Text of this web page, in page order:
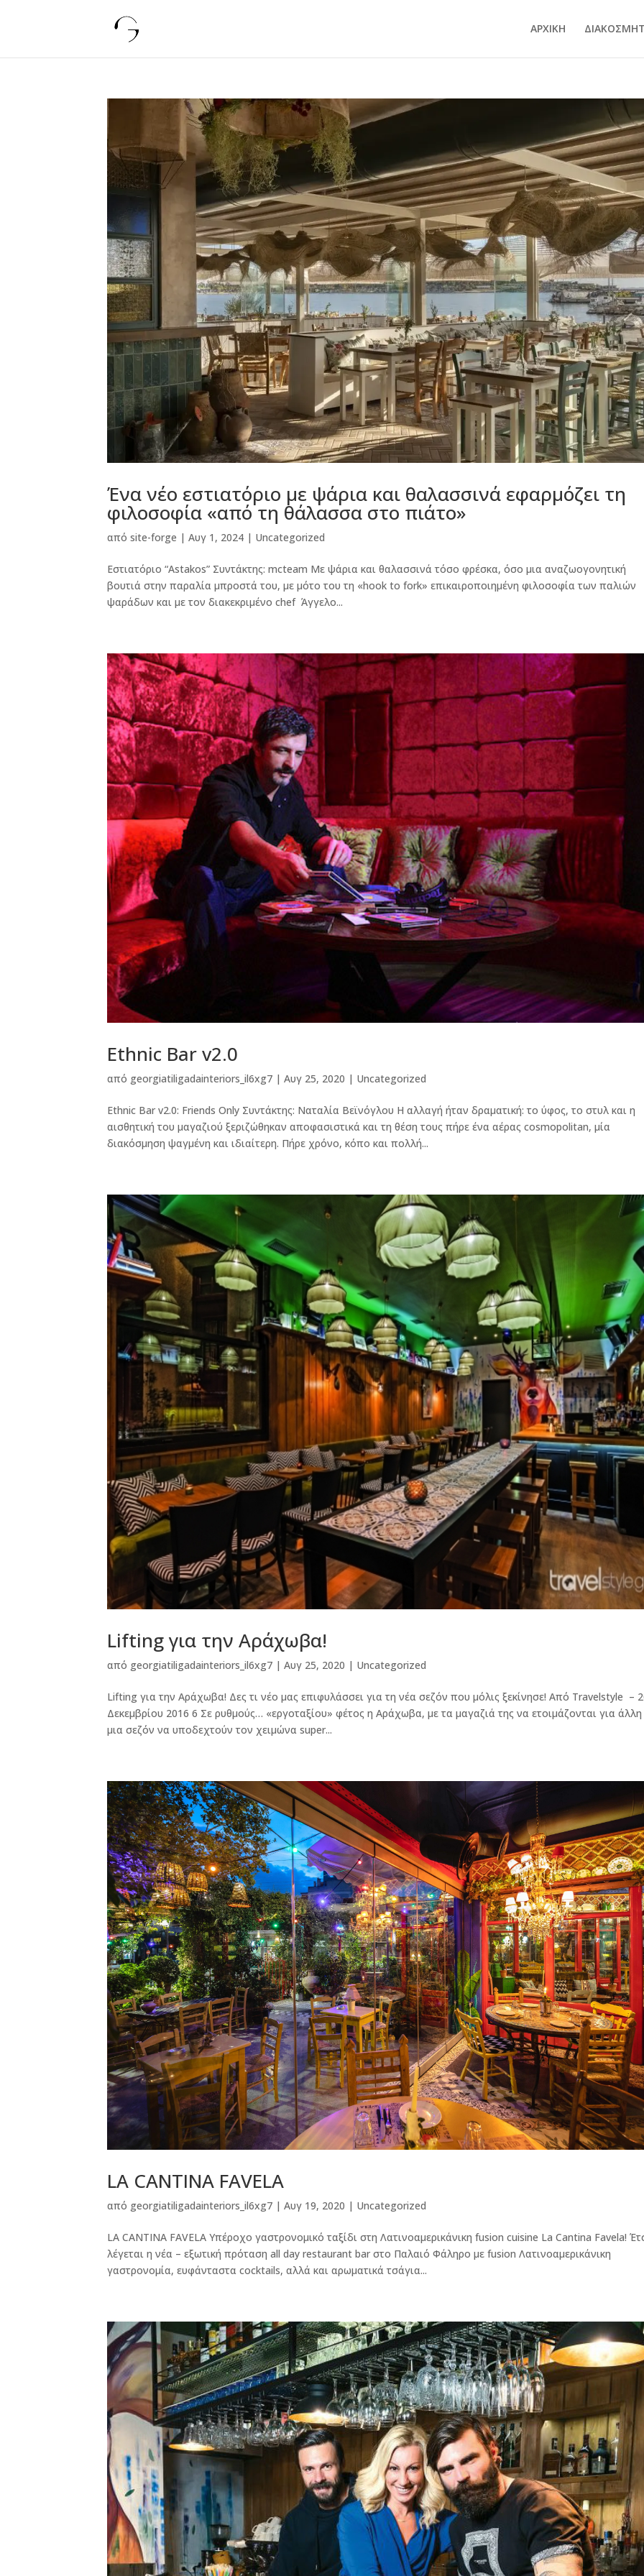
ΑΡΧΙΚΗ
Ένα νέο εστιατόριο με ψάρια και θαλασσινά εφαρμόζει τη
φιλοσοφία «από τη θάλασσα στο πιάτο»
απόsite-forge |Αυγ 1, 2024 | Uncategorized
Εστιατόριο “Astakos” Συντάκτης: mcteam Με ψάρια και θαλασσινά τόσο φρέσκα, όσο μια αναζωογονητική
βουτιά στην παραλία μπροστά του, με μότο του τη «hook to fork» επικαιροποιημένη φιλοσοφία των παλιών
ψαράδων και με τον διακεκριμένο chef Άγγελο...
Ethnic Bar v2.0
από georgiatiligadainteriors_il6xg7 |Αυγ 25, 2020 | Uncategorized
Ethnic Bar v2.0: Friends Only Συντάκτης: Ναταλία Βεϊνόγλου Η αλλαγή ήταν δραματική: το ύφος, το στυλ και η
αισθητική του μαγαζιού ξεριζώθηκαν αποφασιστικά και τη θέση τους πήρε ένα αέρας cosmopolitan, μία
διακόσμηση ψαγμένη και ιδιαίτερη. Πήρε χρόνο, κόπο και πολλή...
Lifting για την Αράχωβα!
από georgiatiligadainteriors_il6xg7 |Αυγ 25, 2020 | Uncategorized
Lifting για την Αράχωβα! Δες τι νέο μας επιφυλάσσει για τη νέα σεζόν που μόλις ξεκίνησε! Από Travelstyle –
Δεκεμβρίου 2016 6 Σε ρυθµούς… «εργοταξίου» φέτος η Αράχωβα, µε τα µαγαζιά της να ετοιµάζονται για άλλη
µια σεζόν να υποδεχτούν τον χειµώνα super...
LA CANTINA FAVELA
από georgiatiligadainteriors_il6xg7 |Αυγ 19, 2020 | Uncategorized
LA CANTINA FAVELA Υπέροχο γαστρονομικό ταξίδι στη Λατινοαμερικάνικη fusion cuisine La Cantina Favela!
λέγεται η νέα – εξωτική πρόταση all day restaurant bar στο Παλαιό Φάληρο με fusion Λατινοαμερικάνικη
γαστρονομία, ευφάνταστα cocktails, αλλά και αρωματικά τσάγια...